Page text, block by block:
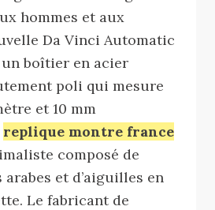
hommes et aux
Da Vinci Automatic
boîtier en acier
poli qui mesure
et 10 mm
replique montre france
composé de
et d’aiguilles en
Le fabricant de